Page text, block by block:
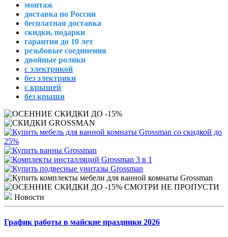
монтаж
доставка по России
бесплатная доставка
скидки, подарки
гарантия до 10 лет
резьбовые соединения
двойные ролики
с электрикой
без электрики
с крышей
без крыши
Новости
График работы в майские праздники 2026